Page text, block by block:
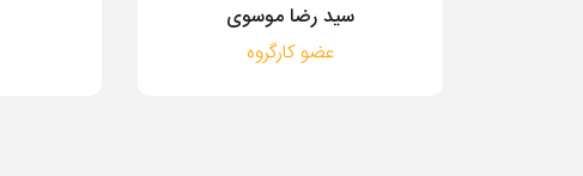
سید رضا موسوی
عضو کارگروه